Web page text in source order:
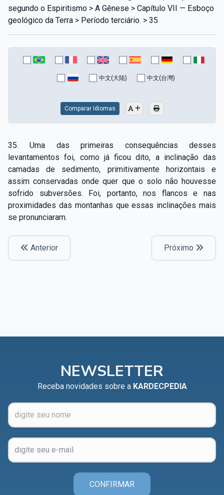
segundo o Espiritismo > A Gênese > Capítulo VII — Esboço
geológico da Terra > Período terciário. > 35
中文(大陆) 中文(台灣)
Comparar Idiomas
35. Uma das primeiras consequências desses
levantamentos foi, como já ficou dito, a inclinação das
camadas de sedimento, primitivamente horizontais e
assim conservadas onde quer que o solo não houvesse
sofrido subversões. Foi, portanto, nos flancos e nas
proximidades das montanhas que essas inclinações mais
se pronunciaram.
Anterior Próximo
NEWSLETTER
Receba novidades sobre a KARDECPEDIA
CONFIRMAR